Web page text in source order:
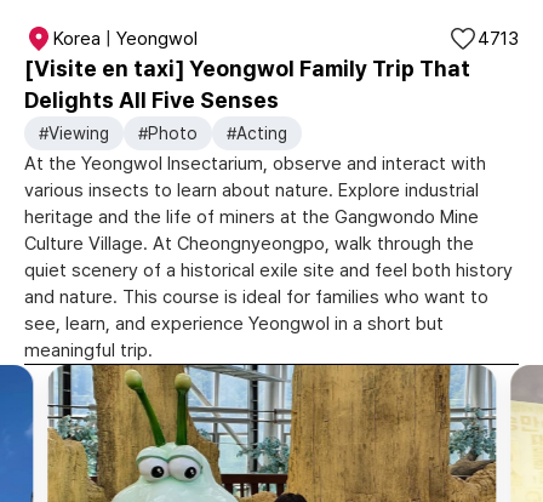
Korea | Yeongwol
[Visite en taxi] Yeongwol Family Trip That
Delights All Five Senses
4713
#Viewing #Photo #Acting
At the Yeongwol Insectarium, observe and interact with
various insects to learn about nature. Explore industrial
heritage and the life of miners at the Gangwondo Mine
Culture Village. At Cheongnyeongpo, walk through the
quiet scenery of a historical exile site and feel both history
and nature. This course is ideal for families who want to
see, learn, and experience Yeongwol in a short but
meaningful trip.